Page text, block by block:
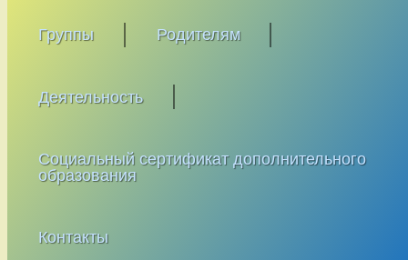
Группы Родителям
Деятельность
Социальный сертификат дополнительного
образования
Контакты